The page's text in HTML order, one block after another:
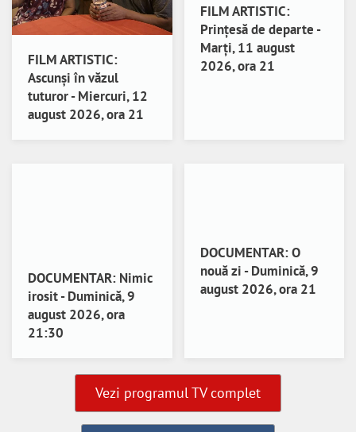
FILM ARTISTIC:
Ascunși în văzul
tuturor - Miercuri, 12
august 2026, ora 21
FILM ARTISTIC:
Prințesă de departe -
Marți, 11 august
2026, ora 21
DOCUMENTAR: Nimic
irosit - Duminică, 9
august 2026, ora
21:30
DOCUMENTAR: O
nouă zi - Duminică, 9
august 2026, ora 21
Vezi programul TV complet